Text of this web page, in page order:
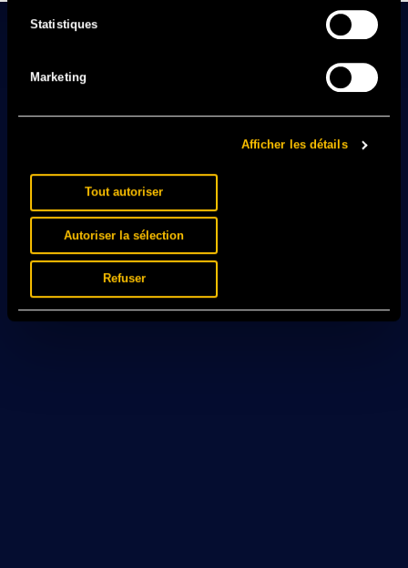
Statistiques
Marketing
Afficher les détails
Tout autoriser
Autoriser la sélection
Refuser